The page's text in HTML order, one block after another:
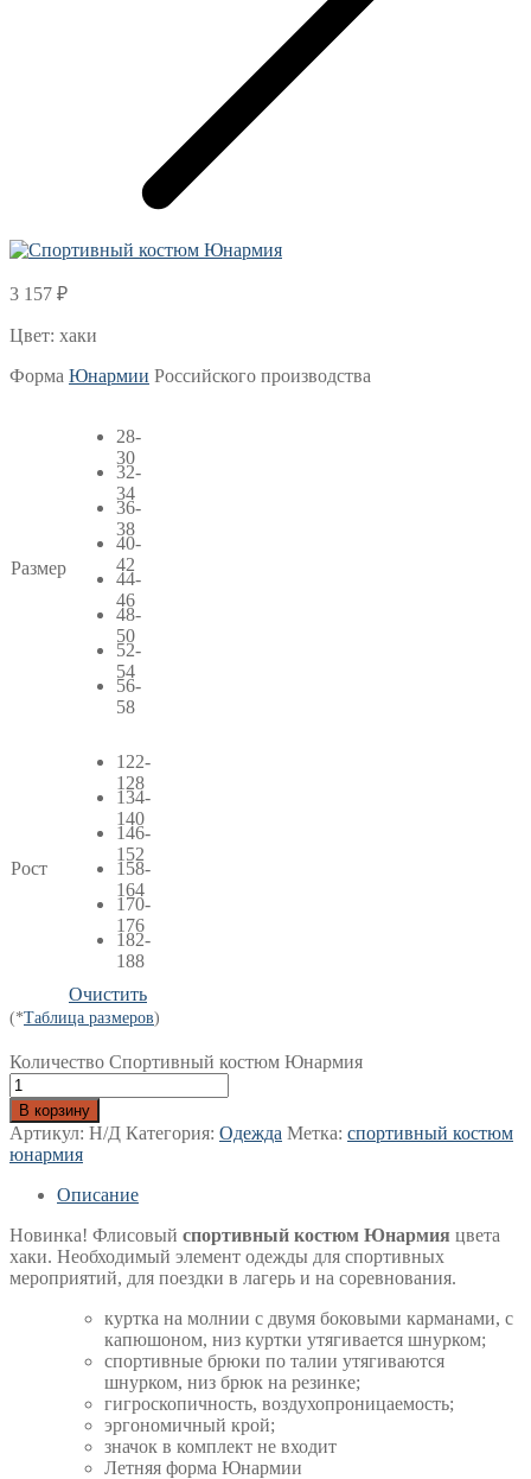
3 157 ₽
Цвет: хаки
Форма Юнармии Российского производства
Размер
28-
30
32-
34
36-
38
40-
42
44-
46
48-
50
52-
54
56-
58
Рост
122-
128
134-
140
146-
152
158-
164
170-
176
182-
188
Очистить
(*Таблица размеров)
Количество Спортивный костюм Юнармия
В корзину
Артикул: Н/Д Категория: Одежда Метка: спортивный костюм
юнармия
Описание
Новинка! Флисовый спортивный костюм Юнармия цвета
хаки. Необходимый элемент одежды для спортивных
мероприятий, для поездки в лагерь и на соревнования.
куртка на молнии с двумя боковыми карманами, с
капюшоном, низ куртки утягивается шнурком;
спортивные брюки по талии утягиваются
шнурком, низ брюк на резинке;
гигроскопичность, воздухопроницаемость;
эргономичный крой;
значок в комплект не входит
Летняя форма Юнармии